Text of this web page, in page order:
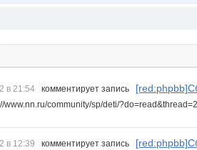
в 21:54 комментирует запись
community/sp/deti/
в 12:39 комментирует запись